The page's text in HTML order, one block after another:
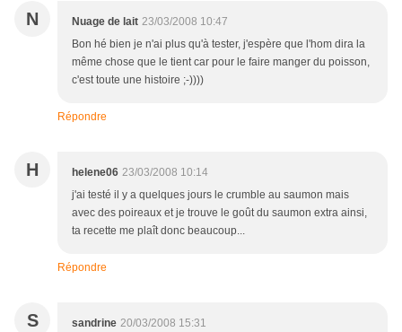
N Nuage de lait 23/03/2008 10:47
Bon hé bien je n'ai plus qu'à tester, j'espère que l'hom dira la
même chose que le tient car pour le faire manger du poisson,
c'est toute une histoire ;-))))
Répondre
H helene06 23/03/2008 10:14
j'ai testé il y a quelques jours le crumble au saumon mais
avec des poireaux et je trouve le goût du saumon extra ainsi,
ta recette me plaît donc beaucoup...
Répondre
S sandrine 20/03/2008 15:31